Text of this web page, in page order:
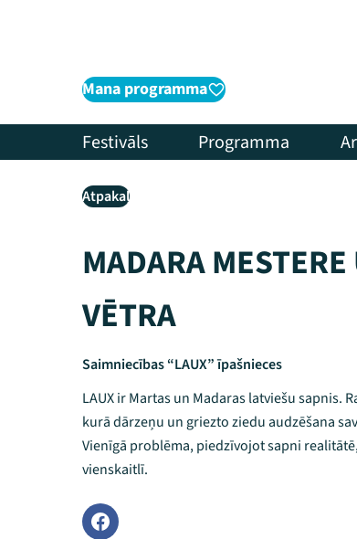
Mana programma
Festivāls Programma
Atpakaļ
MADARA
VĒTRA
Saimniecības “LAUX” īpašnieces
LAUX ir Martas un Madaras latviešu sapnis.
kurā dārzeņu un griezto ziedu audzēšana
Vienīgā problēma, piedzīvojot sapni
vienskaitlī.